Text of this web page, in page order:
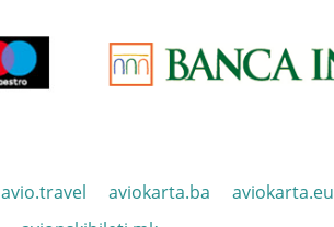
avio.travel aviokarta.ba aviokarta.eu